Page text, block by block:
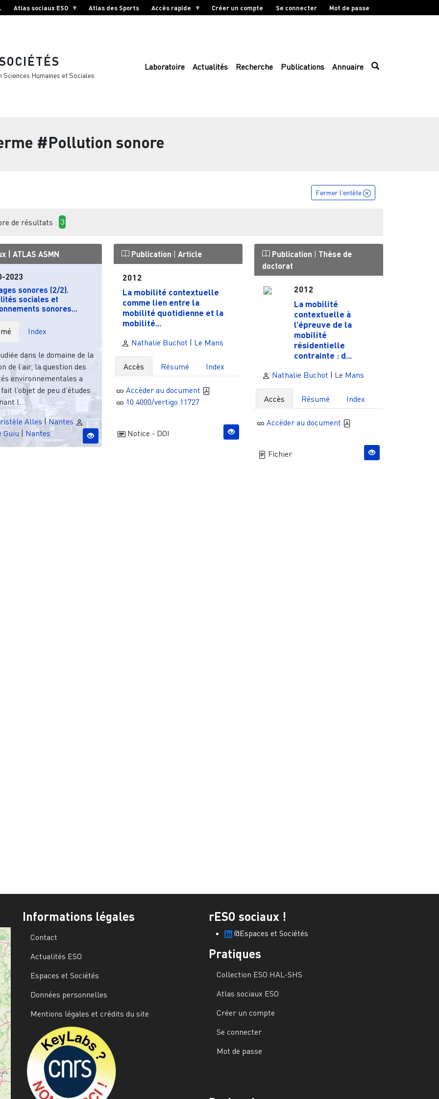
Atlas sociaux ESO Atlas des Sports Accès rapide Créer un compte Se connecter Mot de passe
Humaines et Sociales
Laboratoire Actualités Recherche Publications Annuaire
#Pollution sonore
Fermer l'entête
de résultats : 3
| ATLAS ASMN
2023
sonores (2/2).
sociales et
sonores...
Index
dans le domaine de la
de l’air, la question des
environnementales a
l’objet de peu d’études
l...
Alles |Nantes
Guiu | Nantes
Publication | Article
2012
La mobilité contextuelle
comme lien entre la
mobilité quotidienne et la
mobilité...
Nathalie Buchot | Le Mans
Accès Résumé Index
Accèder au document
10.4000/vertigo.11727
Notice - DOI
Publication | Thèse de
doctorat
2012
La mobilité
contextuelle à
l’épreuve de la
mobilité
résidentielle
contrainte : d...
Nathalie Buchot | Le Mans
Accès Résumé Index
Accèder au document
Fichier
Informations légales
Contact
Actualités ESO
Espaces et Sociétés
Données personnelles
Mentions légales et crédits du site
rESO sociaux !
@Espaces et Sociétés
Pratiques
Collection ESO HAL-SHS
Atlas sociaux ESO
Créer un compte
Se connecter
Mot de passe